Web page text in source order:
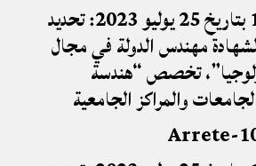
القرار رقم 1015 بتاريخ 25 يوليو 2023: تحديد
مهندس الدولة في مجال
تخصص “هندسة
والمراكز الجامعية